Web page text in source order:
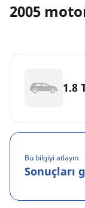
2005
1.8
Bu bilgiyi atlayın
Sonuçları